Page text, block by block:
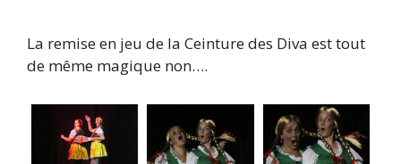
La remise en jeu de la Ceinture des Diva est tout
de même magique non….